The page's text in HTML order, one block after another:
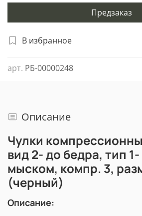
В избранное
арт. РБ-00000248
Предзаказ
Описание
Чулки
вид 2- до бедра, тип
мыском, компр. 3,
(черный)
Описание: